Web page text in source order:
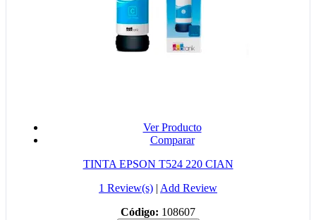
Ver Producto
Comparar
TINTA EPSON T524 220 CIAN
1 Review(s) | Add Review
Código: 108607